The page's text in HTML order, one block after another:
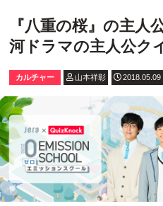
『八重の桜』の主人
河ドラマの主人公ク
カルチャー 山本祥彰 2018.05.09